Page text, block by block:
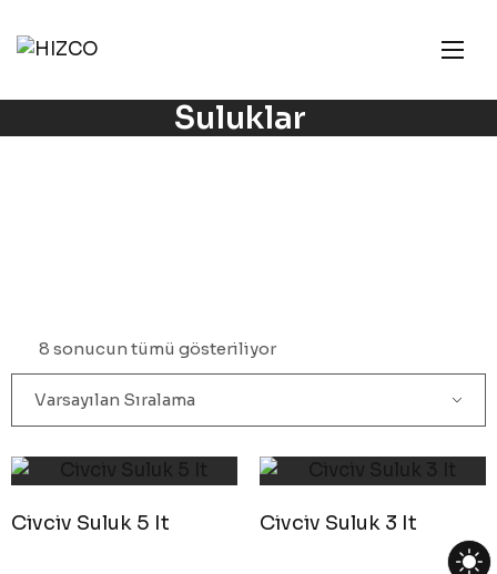
Suluklar
8 sonucun tümü gösteriliyor
Varsayılan Sıralama
Civciv Suluk 5 It Civciv Suluk 3 It